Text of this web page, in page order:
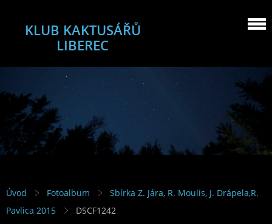
KLUB KAKTUSÁŘŮ
LIBEREC
Úvod Fotoalbum
Sbírka Z. Jára, R. Moulis, J. Drápela,R.
Pavlica 2015
DSCF1242